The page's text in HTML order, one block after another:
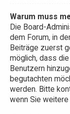
Warum muss
Die Board-
dem Forum, in
Beiträge zuerst
möglich, dass
Benutzern
begutachten
werden. Bitte
wenn Sie